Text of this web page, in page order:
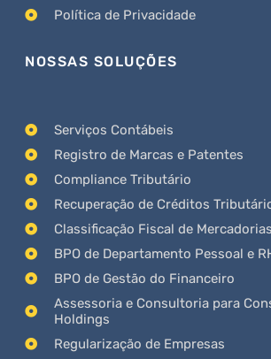
Política de Privacidade
NOSSAS SOLUÇÕES
Serviços Contábeis
Registro de Marcas e Patentes
Compliance Tributário
Recuperação de Créditos
Classificação Fiscal de
BPO de Departamento Pessoal e
BPO de Gestão do Financeiro
Assessoria e Consultoria para
Holdings
Regularização de Empresas